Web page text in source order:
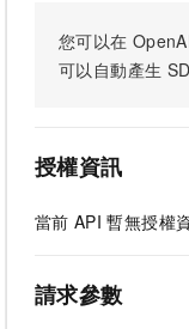
您可以在
可以自動產生
授權資訊
當前 API 暫無授權
請求參數